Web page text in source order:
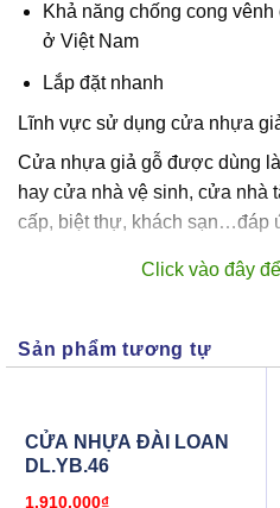
Khả năng chống cong
ở Việt Nam
Lắp đặt nhanh
Lĩnh vực sử dụng cửa nhựa
Cửa nhựa giả gỗ được dùng
hay cửa nhà vệ sinh, cửa nhà
cấp, biệt thự, khách sạn…đáp
CUAGOSAIGON .
Kích thước chuẩn: 900 x
Click vào đây
Sản phẩm tương tự
CỬA NHỰA ĐÀI LOAN
DL.YB.46
1.910.000₫